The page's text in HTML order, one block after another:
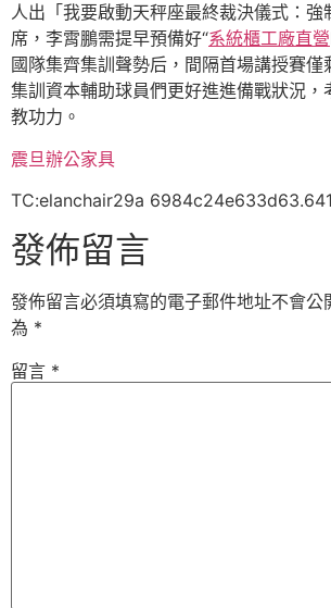
人出「我要啟動天秤座最終裁決儀式：強
席，李霄鵬需提早預備好“系統櫃工廠直營
國隊集齊集訓聲勢后，間隔首場講授賽僅
集訓資本輔助球員們更好進進備戰狀況，
教功力。
震旦辦公家具
TC:elanchair29a
發佈留言
發佈留言必須填寫的電子郵件地址不會公
為 *
留言 *